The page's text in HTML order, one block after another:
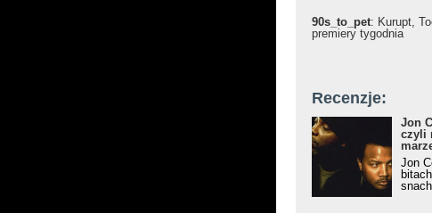
90s_to_pet: Kurupt,
premiery tygodnia
Recenzje:
Jon
czyli
Jon